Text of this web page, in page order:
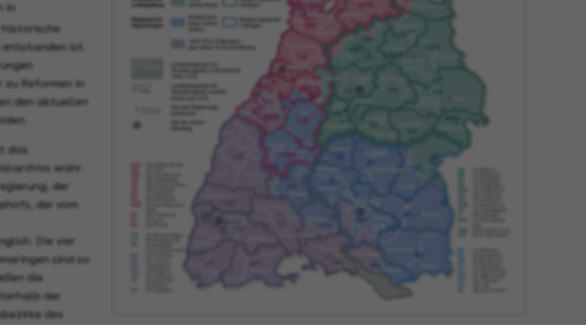
in
historische
entstanden ist.
Reformen in
den aktuellen
das
wahr.
der
der vom
Die vier
sind so
die
der
des